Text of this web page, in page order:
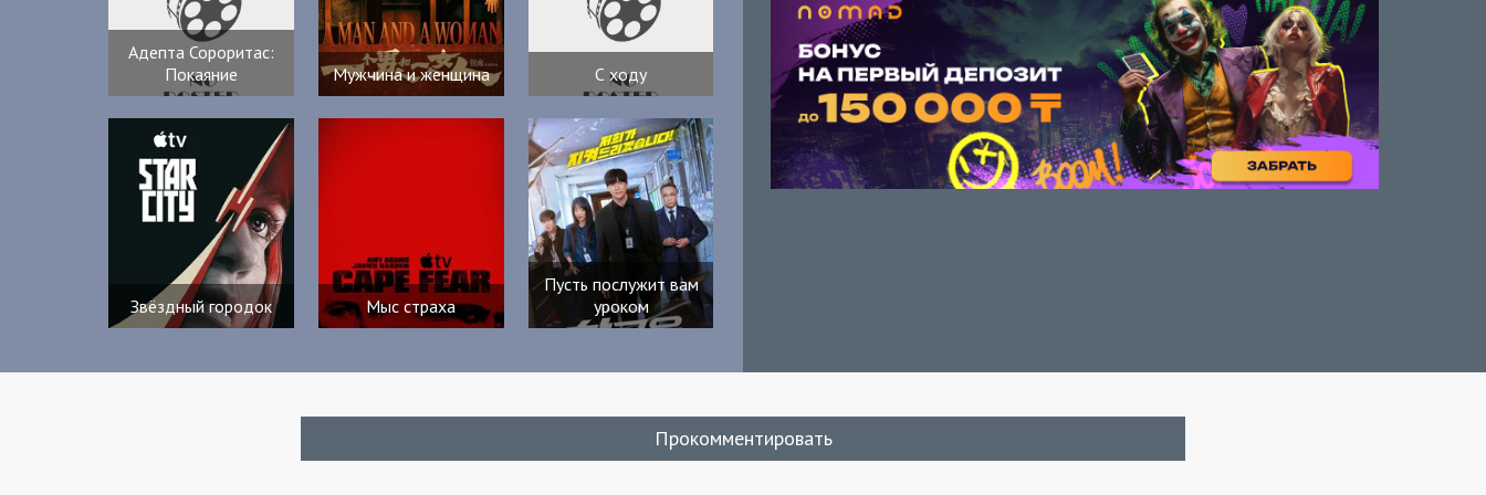
Адепта Сороритас:
Покаяние
Мужчина и женщина С ходу
Звёздный городок Мыс страха
Пусть послужит вам
уроком
Прокомментировать